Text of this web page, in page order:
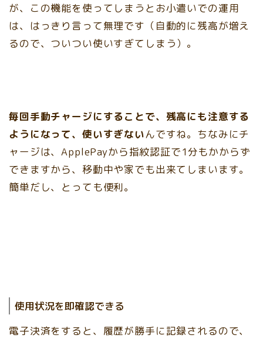
が、この機能を使ってしまうとお小遣いでの運用
は、はっきり言って無理です（自動的に残高が増え
るので、ついつい使いすぎてしまう）。
毎回手動チャージにすることで、残高にも注意する
ようになって、使いすぎないんですね。ちなみにチ
ャージは、ApplePayから指紋認証で1分もかからず
できますから、移動中や家でも出来てしまいます。
簡単だし、とっても便利。
使用状況を即確認できる
電子決済をすると、履歴が勝手に記録されるので、